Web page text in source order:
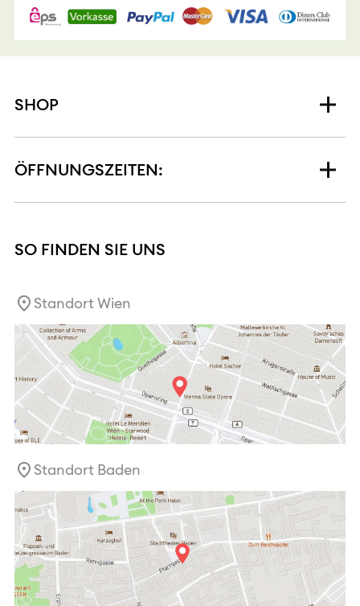
SHOP
ÖFFNUNGSZEITEN:
SO FINDEN SIE UNS
Standort Wien
Standort Baden